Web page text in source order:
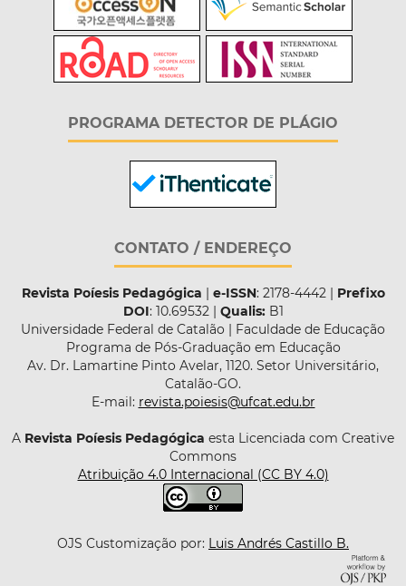
PROGRAMA DETECTOR DE PLÁGIO
CONTATO / ENDEREÇO
Revista Poíesis Pedagógica e-ISSN: 2178-4442 | Prefixo
DOI: 10.69532 | Qualis:B1
Universidade Federal de Catalão | Faculdade de Educação
Programa de Pós-Graduação em Educação
Av. Dr. Lamartine Pinto Avelar, 1120. Setor Universitário,
Catalão-GO.
E-mail: revista.poiesis@ufcat.edu.br
A Revista Poíesis Pedagógica esta Licenciada com Creative
Commons
Atribuição 4.0 Internacional (CC BY 4.0)
OJS Customização por: Luis Andrés Castillo B.